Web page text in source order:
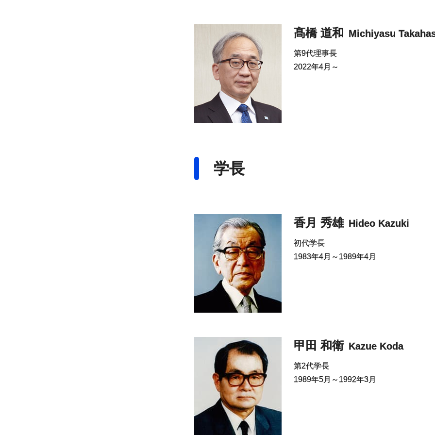
髙橋 道和 Michiyasu
第9代理事長
2022年4月～
学長
香月 秀雄 Hideo Kazuki
初代学長
1983年4月～1989年4月
甲田 和衛 Kazue Koda
第2代学長
1989年5月～1992年3月